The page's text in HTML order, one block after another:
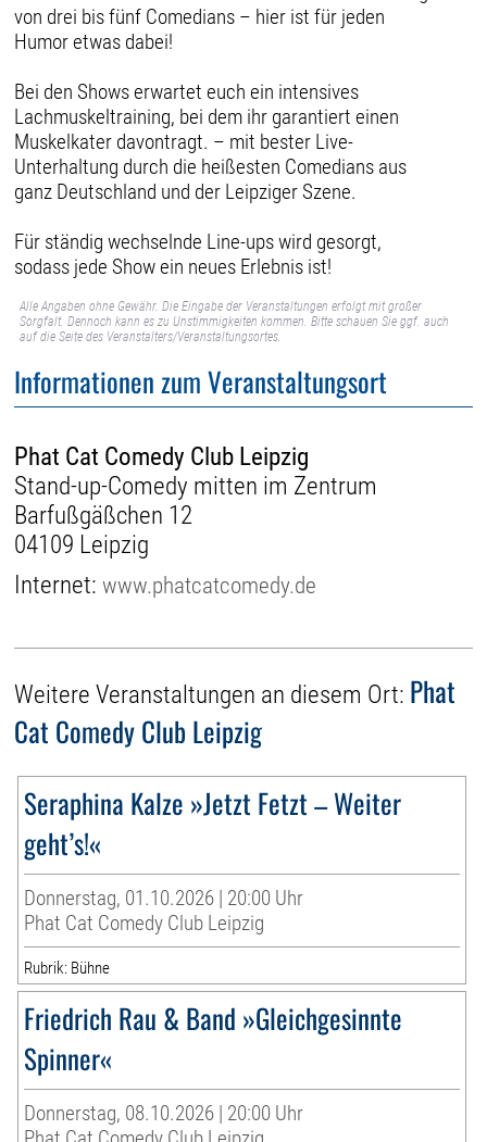
von drei bis fünf Comedians – hier ist für jeden
Humor etwas dabei!
Bei den Shows erwartet euch ein intensives
Lachmuskeltraining, bei dem ihr garantiert einen
Muskelkater davontragt. – mit bester Live-
Unterhaltung durch die heißesten Comedians aus
ganz Deutschland und der Leipziger Szene.
Für ständig wechselnde Line-ups wird gesorgt,
sodass jede Show ein neues Erlebnis ist!
Alle Angaben ohne Gewähr. Die Eingabe der Veranstaltungen erfolgt mit großer
Sorgfalt. Dennoch kann es zu Unstimmigkeiten kommen. Bitte schauen Sie ggf. auch
auf die Seite des Veranstalters/Veranstaltungsortes.
Informationen zum Veranstaltungsort
Phat Cat Comedy Club Leipzig
Stand-up-Comedy mitten im Zentrum
Barfußgäßchen 12
04109 Leipzig
Internet:www.phatcatcomedy.de
Weitere Veranstaltungen an diesem Ort: Phat
Cat Comedy Club Leipzig
Seraphina Kalze »Jetzt Fetzt – Weiter
geht’s!«
Donnerstag, 01.10.2026 | 20:00 Uhr
Phat Cat Comedy Club Leipzig
Rubrik: Bühne
Friedrich Rau & Band »Gleichgesinnte
Spinner«
Donnerstag, 08.10.2026 | 20:00 Uhr